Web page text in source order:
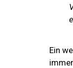
Ein